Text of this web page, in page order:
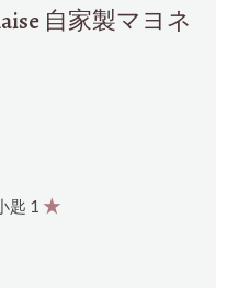
自家製マヨネ
匙 1 ★